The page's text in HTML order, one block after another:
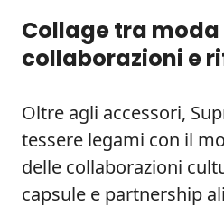
Collage tra
collaborazioni e
Oltre agli accessori,
tessere legami con il
delle collaborazioni
capsule e partnership